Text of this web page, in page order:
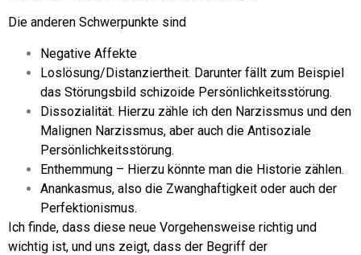
Die anderen Schwerpunkte sind
Negative Affekte
Loslösung/Distanziertheit. Darunter fällt zum Beispiel
das Störungsbild schizoide Persönlichkeitsstörung.
Dissozialität. Hierzu zähle ich den Narzissmus und den
Malignen Narzissmus, aber auch die Antisoziale
Persönlichkeitsstörung.
Enthemmung – Hierzu könnte man die Historie zählen.
Anankasmus, also die Zwanghaftigkeit oder auch der
Perfektionismus.
Ich finde, dass diese neue Vorgehensweise richtig und
wichtig ist, und uns zeigt, dass der Begriff der